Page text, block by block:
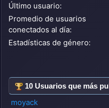
Último usuario:
Promedio de usuarios
conectados al día:
Estadísticas de género:
10 Usuarios que más
moyack